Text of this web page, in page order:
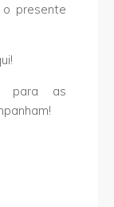
presente
para as